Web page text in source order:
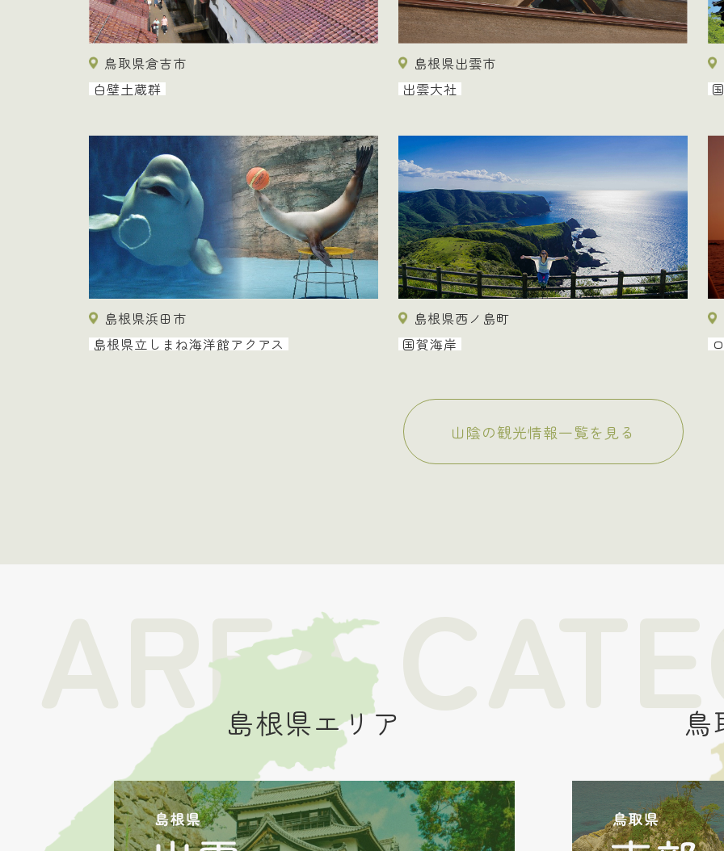
鳥取県倉吉市
白壁土蔵群
島根県出雲市
出雲大社
島根県浜田市
島根県立しまね海洋館アクアス
島根県西ノ島町
国賀海岸
山陰の観光情報一覧を見る
AREA
島根県エリア 鳥